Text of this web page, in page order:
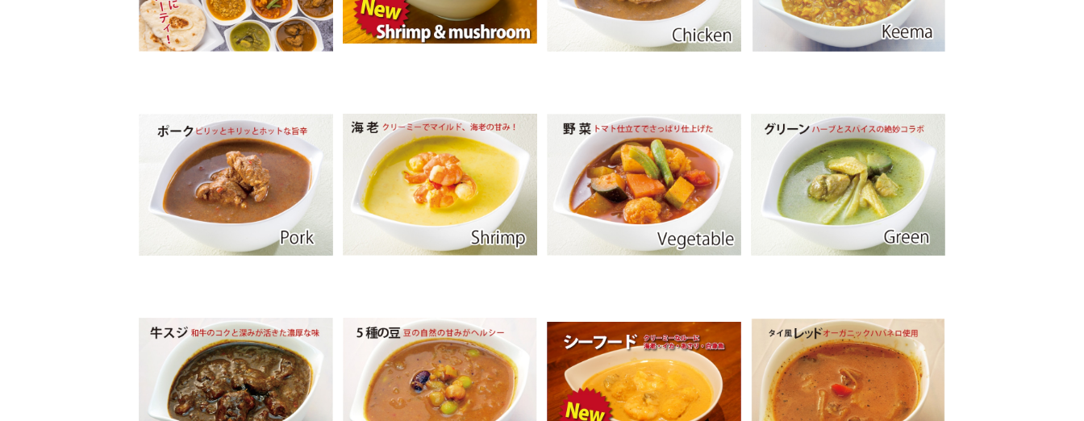
ポークカレー
¥450
海老カレー
¥450
野菜カレー
¥400
グリーンカレー
¥420
牛スジカレー
¥550
5種の豆カレー
¥400
シーフード New!!
¥500
タイ風レッドカレー
¥400
SOLD OUT